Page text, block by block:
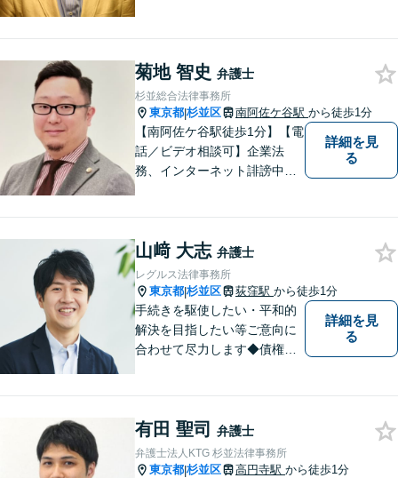
件を数多く担当しています。
依頼人さまにとって、最大限
の効用を得られるように頑張
っています。
菊地 智史 弁護士
杉並総合法律事務所
東京都|杉並区 南阿佐ケ谷駅 から徒歩1分
【南阿佐ケ谷駅徒歩1分】【電
話／ビデオ相談可】企業法
務、インターネット誹謗中
いのかな」と迷われている方
は、どうぞご遠慮なく私にご
相談ください【法テラス利用
可】
詳細を見
る
山﨑 大志 弁護士
レグルス法律事務所
東京都|杉並区 荻窪駅 から徒歩1分
手続きを駆使したい・平和的
解決を目指したい等ご意向に
合わせて尽力します◆債権回
電気工事等】【請負代金、売
掛代金】今すぐにお電話くだ
さい。
詳細を見
る
有田 聖司 弁護士
弁護士法人KTG 杉並法律事務所
東京都|杉並区 高円寺駅 から徒歩1分